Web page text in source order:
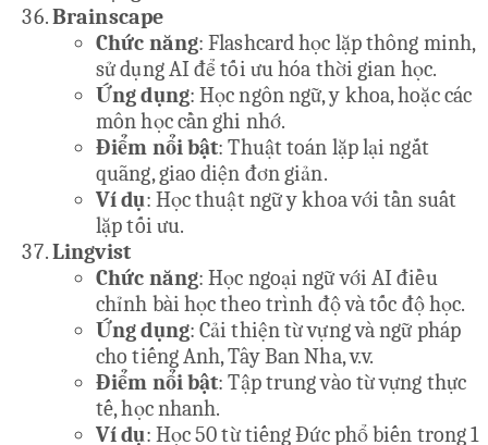
Brainscape
Chức năng: Flashcard học lặp thông minh,
sử dụng AI để tối ưu hóa thời gian học.
Ứng dụng: Học ngôn ngữ, y khoa, hoặc các
môn học cần ghi nhớ.
Điểm nổi bật: Thuật toán lặp lại ngắt
quãng, giao diện đơn giản.
Ví dụ: Học thuật ngữ y khoa với tần suất
lặp tối ưu.
Lingvist
Chức năng: Học ngoại ngữ với AI điều
chỉnh bài học theo trình độ và tốc độ học.
Ứng dụng: Cải thiện từ vựng và ngữ pháp
cho tiếng Anh, Tây Ban Nha, v.v.
Điểm nổi bật: Tập trung vào từ vựng thực
tế, học nhanh.
Ví dụ: Học 50 từ tiếng Đức phổ biến trong 1